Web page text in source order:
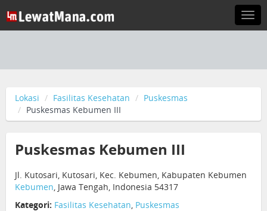
Lokasi Fasilitas Kesehatan
Puskesmas
Puskesmas Kebumen III
Puskesmas Kebumen III
Jl. Kutosari, Kutosari, Kec. Kebumen, Kabupaten Kebumen
Kebumen, Jawa Tengah, Indonesia 54317
Kategori: Fasilitas Kesehatan, Puskesmas